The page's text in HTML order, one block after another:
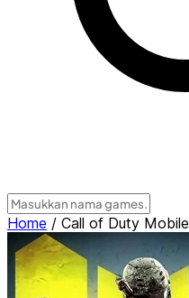
Home / Call of Duty Mobile